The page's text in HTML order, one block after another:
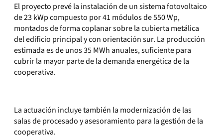
El proyecto prevé la instalación de un sistema fotovoltaico
de 23 kWp compuesto por 41 módulos de 550 Wp,
montados de forma coplanar sobre la cubierta metálica
del edificio principal y con orientación sur. La producción
estimada es de unos 35 MWh anuales, suficiente para
cubrir la mayor parte de la demanda energética de la
cooperativa.
La actuación incluye también la modernización de las
salas de procesado y asesoramiento para la gestión de la
cooperativa.